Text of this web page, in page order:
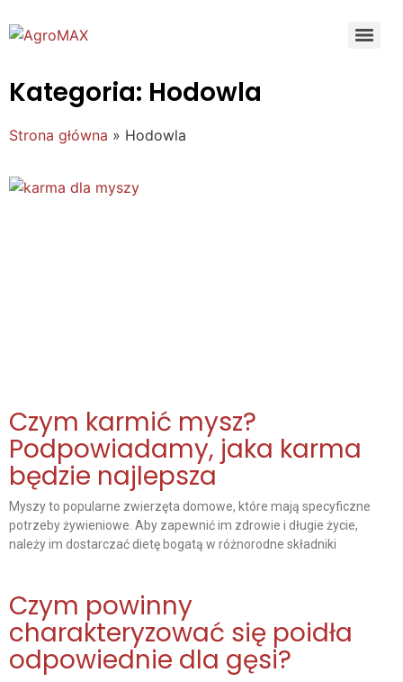
Kategoria: Hodowla
Strona główna » Hodowla
Czym karmić mysz?
Podpowiadamy, jaka karma
będzie najlepsza
Myszy to popularne zwierzęta domowe, które mają specyficzne
potrzeby żywieniowe. Aby zapewnić im zdrowie i długie życie,
należy im dostarczać dietę bogatą w różnorodne składniki
Czym powinny
charakteryzować się poidła
odpowiednie dla gęsi?